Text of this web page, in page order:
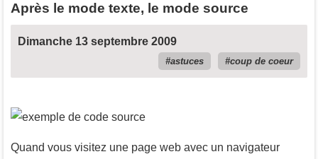
Après le mode texte, le mode source
Dimanche 13 septembre 2009
astuces coup de coeur
Quand vous visitez une page web avec un navigateur